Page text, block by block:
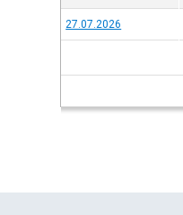
27.07.2026